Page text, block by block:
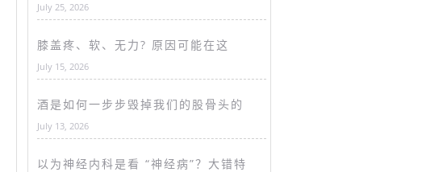
July 25, 2026
膝盖疼、软、无力? 原因可能在这
July 15, 2026
酒是如何一步步毁掉我们的股骨头的
July 13, 2026
以为神经内科是看 “神经病”？大错特